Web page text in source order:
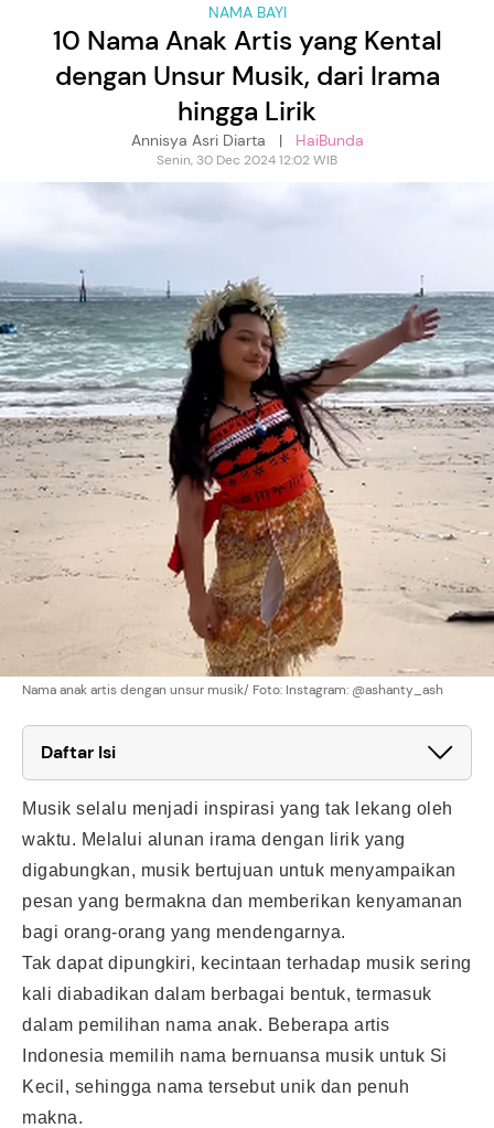
NAMA BAYI
10 Nama Anak Artis yang Kental
dengan Unsur Musik, dari Irama
hingga Lirik
Annisya Asri Diarta | HaiBunda
Senin, 30 Dec 2024 12:02 WIB
Nama anak artis dengan unsur musik/ Foto: Instagram: @ashanty_ash
Daftar Isi
Musik selalu menjadi inspirasi yang tak lekang oleh
waktu. Melalui alunan irama dengan lirik yang
digabungkan, musik bertujuan untuk menyampaikan
pesan yang bermakna dan memberikan kenyamanan
bagi orang-orang yang mendengarnya.
Tak dapat dipungkiri, kecintaan terhadap musik sering
kali diabadikan dalam berbagai bentuk, termasuk
dalam pemilihan nama anak. Beberapa artis
Indonesia memilih nama bernuansa musik untuk Si
Kecil, sehingga nama tersebut unik dan penuh
makna.